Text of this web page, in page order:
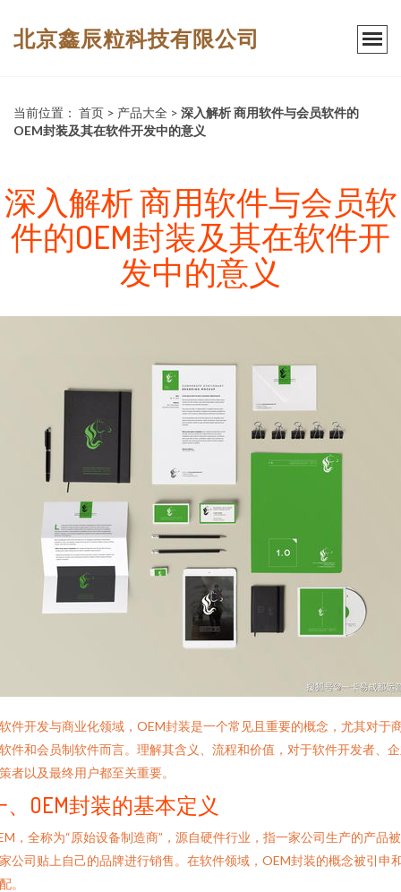
北京鑫辰粒科技有限公司
当前位置： 首页 > 产品大全 > 深入解析 商用软件与会员软件的
OEM封装及其在软件开发中的意义
深入解析 商用软件与会员软
件的OEM封装及其在软件开
发中的意义
件开发与商业化领域，OEM封装是一个常见且重要的概念，尤其对于
件和会员制软件而言。理解其含义、流程和价值，对于软件开发者、
者以及最终用户都至关重要。
、OEM封装的基本定义
，全称为“原始设备制造商”，源自硬件行业，指一家公司生产的产品
公司贴上自己的品牌进行销售。在软件领域，OEM封装的概念被引申
。